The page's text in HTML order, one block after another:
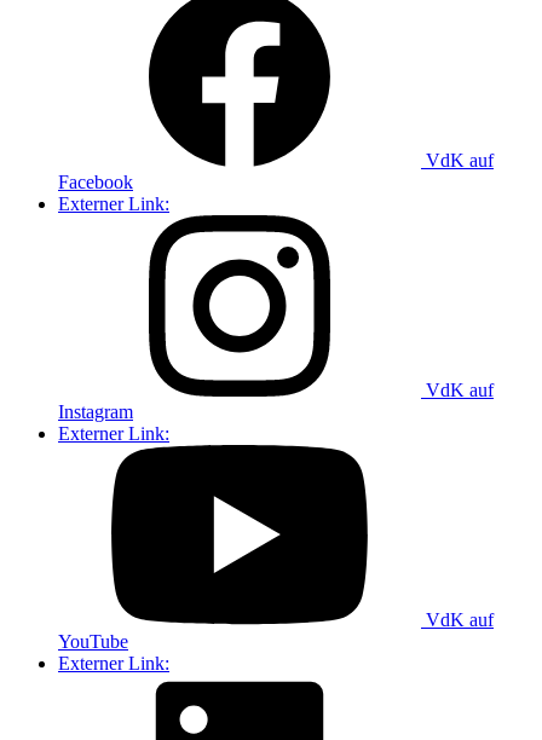
VdK auf
Facebook
Externer Link:
VdK auf
Instagram
Externer Link:
VdK auf
YouTube
Externer Link: